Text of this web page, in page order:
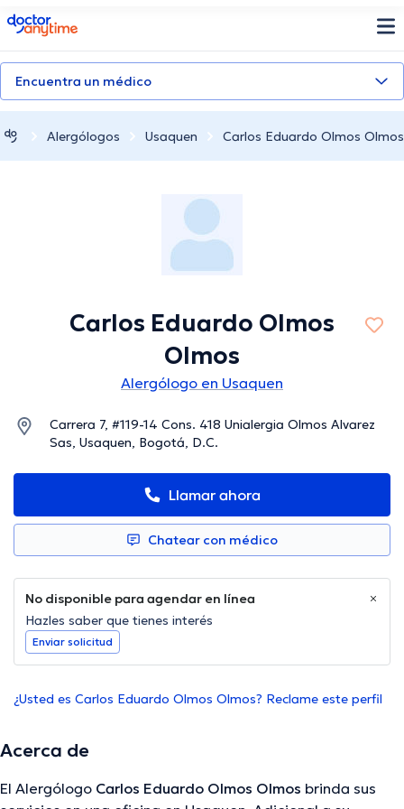
doctoranytime
Encuentra un médico
Alergólogos Usaquen Carlos Eduardo Olmos Olmos
Carlos Eduardo Olmos
Olmos
Alergólogo en Usaquen
Carrera 7, #119-14 Cons. 418 Unialergia Olmos Alvarez
Sas, Usaquen, Bogotá, D.C.
Llamar ahora
Chatear con médico
No disponible para agendar en línea
Hazles saber que tienes interés
Enviar solicitud
¿Usted es Carlos Eduardo Olmos Olmos? Reclame este perfil
Acerca de
El Alergólogo Carlos Eduardo Olmos Olmos brinda sus